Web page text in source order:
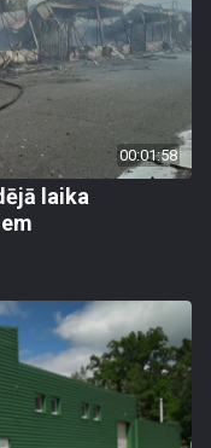
00:01:58
laika